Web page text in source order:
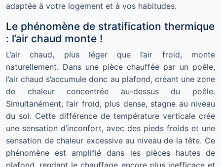
adaptée à votre logement et à vos habitudes.
Le phénomène de stratification thermique
: l’air chaud monte !
L’air chaud, plus léger que l’air froid, monte
naturellement. Dans une pièce chauffée par un poêle,
l’air chaud s’accumule donc au plafond, créant une zone
de chaleur concentrée au-dessus du poêle.
Simultanément, l’air froid, plus dense, stagne au niveau
du sol. Cette différence de température verticale crée
une sensation d’inconfort, avec des pieds froids et une
sensation de chaleur excessive au niveau de la tête. Ce
phénomène est amplifié dans les pièces hautes de
plafond, rendant le chauffage encore plus inefficace et